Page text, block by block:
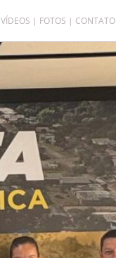
VÍDEOS FOTOS CONTATO